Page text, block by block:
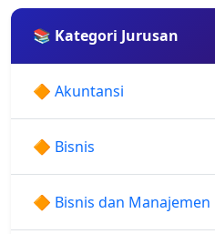
📚 Kategori Jurusan
🔶 Akuntansi
🔶 Bisnis
🔶 Bisnis dan Manajemen